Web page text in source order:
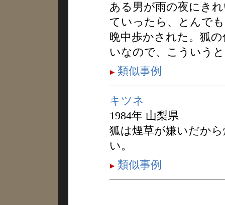
ある男が雨の夜にき
ていったら、とんで
晩中歩かされた。狐
いなので、こういう
類似事例
キツネ
1984年 山梨県
狐は煙草が嫌いだか
い。
類似事例